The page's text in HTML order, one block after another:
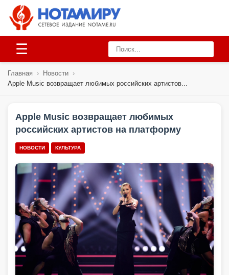
☰
Главная › Новости ›
Apple Music возвращает любимых российских артистов...
Apple Music возвращает любимых
российских артистов на платформу
НОВОСТИ КУЛЬТУРА